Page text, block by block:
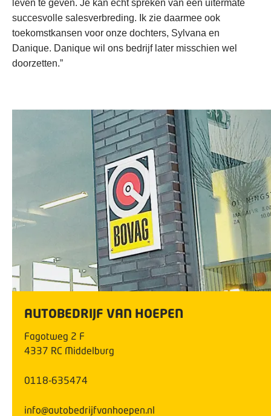
leven te geven. Je kan echt spreken van een uitermate
succesvolle salesverbreding. Ik zie daarmee ook
toekomstkansen voor onze dochters, Sylvana en
Danique. Danique wil ons bedrijf later misschien wel
doorzetten.”
AUTOBEDRIJF VAN HOEPEN
Fagotweg 2 F
4337 RC Middelburg
0118-635474
info@autobedrijfvanhoepen.nl